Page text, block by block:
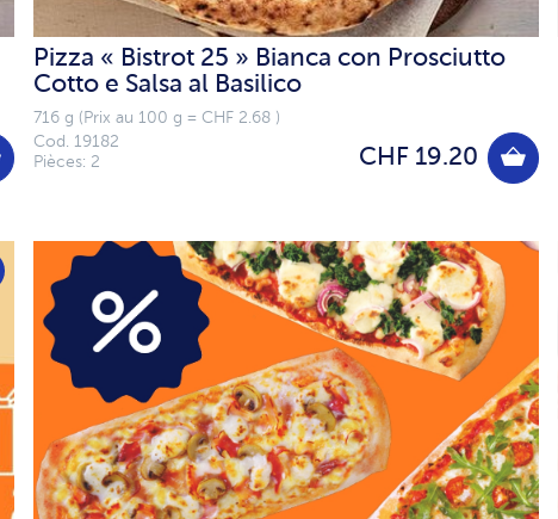
Pizza « Bistrot 25 » Bianca con Prosciutto
Cotto e Salsa al Basilico
716 g (Prix au 100 g = CHF 2.68 )
CHF 19.20
Cod. 19182
Pièces: 2